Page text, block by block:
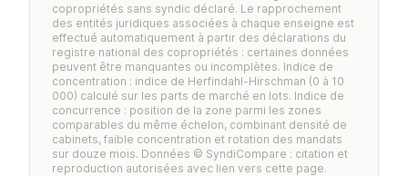
copropriétés sans syndic déclaré. Le rapprochement
des entités juridiques associées à chaque enseigne est
effectué automatiquement à partir des déclarations du
registre national des copropriétés : certaines données
peuvent être manquantes ou incomplètes. Indice de
concentration : indice de Herfindahl-Hirschman (0 à 10
000) calculé sur les parts de marché en lots. Indice de
concurrence : position de la zone parmi les zones
comparables du même échelon, combinant densité de
cabinets, faible concentration et rotation des mandats
sur douze mois. Données © SyndiCompare : citation et
reproduction autorisées avec lien vers cette page.